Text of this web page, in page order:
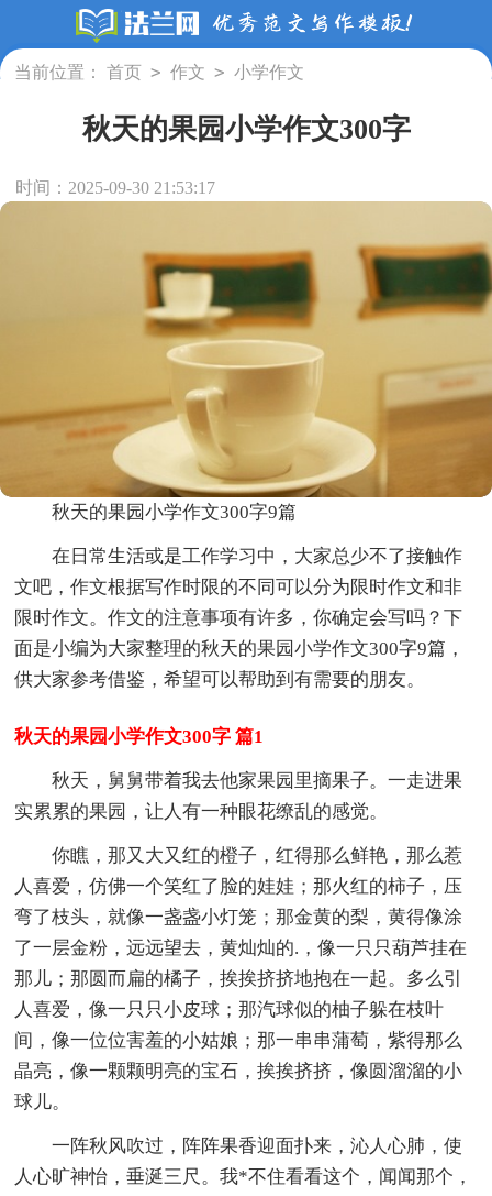
当前位置： 首页 > 作文 > 小学作文
秋天的果园小学作文300字
时间：2025-09-30 21:53:17
秋天的果园小学作文300字9篇
在日常生活或是工作学习中，大家总少不了接触作
文吧，作文根据写作时限的不同可以分为限时作文和非
限时作文。作文的注意事项有许多，你确定会写吗？下
面是小编为大家整理的秋天的果园小学作文300字9篇，
供大家参考借鉴，希望可以帮助到有需要的朋友。
秋天的果园小学作文300字 篇1
秋天，舅舅带着我去他家果园里摘果子。一走进果
实累累的果园，让人有一种眼花缭乱的感觉。
你瞧，那又大又红的橙子，红得那么鲜艳，那么惹
人喜爱，仿佛一个笑红了脸的娃娃；那火红的柿子，压
弯了枝头，就像一盏盏小灯笼；那金黄的梨，黄得像涂
了一层金粉，远远望去，黄灿灿的.，像一只只葫芦挂在
那儿；那圆而扁的橘子，挨挨挤挤地抱在一起。多么引
人喜爱，像一只只小皮球；那汽球似的柚子躲在枝叶
间，像一位位害羞的小姑娘；那一串串蒲萄，紫得那么
晶亮，像一颗颗明亮的宝石，挨挨挤挤，像圆溜溜的小
球儿。
一阵秋风吹过，阵阵果香迎面扑来，沁人心肺，使
人心旷神怡，垂涎三尺。我*不住看看这个，闻闻那个，